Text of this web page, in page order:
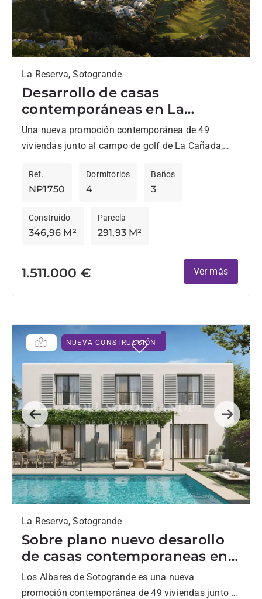
La Reserva, Sotogrande
Desarrollo de casas
contemporáneas en La
Reserva en venta sobre plano
Una nueva promoción contemporánea de 49
viviendas junto al campo de golf de La Cañada,
destaca por su...
NP1750
Ref.
4
Dormitorios
3
Baños
346,96 M²
Construido
291,93 M²
Parcela
1.511.000 € Ver más
NUEVA CONSTRUCCIÓN
Previous Next
La Reserva, Sotogrande
Sobre plano nuevo desarollo
de casas contemporaneas en
La Reserva
Los Albares de Sotogrande es una nueva
promoción contemporánea de 49 viviendas junto al